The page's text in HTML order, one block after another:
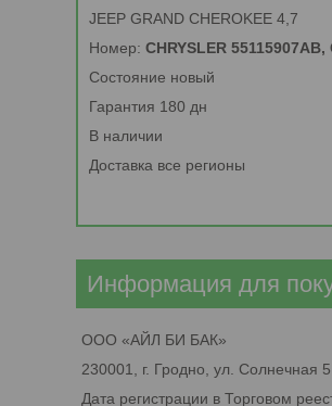
JEEP GRAND CHEROKEE 4,7
Номер: CHRYSLER
Состояние новый
Гарантия 180 дн
В наличии
Доставка все регионы
Информация для
ООО «АЙЛ БИ БАК»
230001, г. Гродно, ул. Солнечная 5
Дата регистрации в Торговом